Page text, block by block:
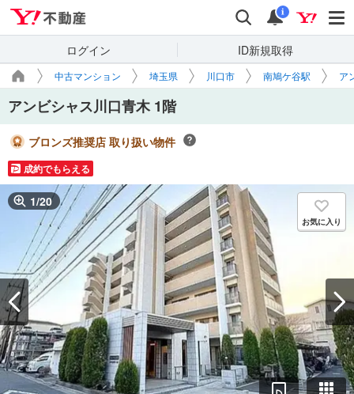
検索 通知
i
ログイン ID新規取得
中古マンション 埼玉県 川口市 南鳩ケ谷駅 ア
アンビシャス川口青木 1階
ブロンズ推奨店 取り扱い物件
成約でもらえる
1/20
お気に入り